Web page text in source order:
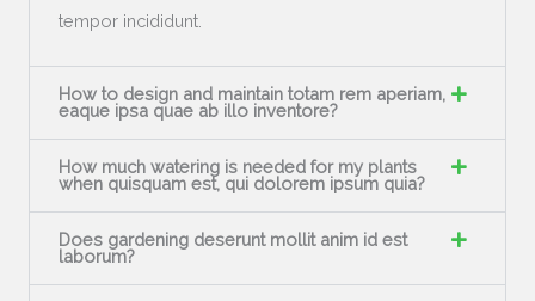
tempor incididunt.
How to design and maintain totam rem aperiam,
eaque ipsa quae ab illo inventore?
How much watering is needed for my plants
when quisquam est, qui dolorem ipsum quia?
Does gardening deserunt mollit anim id est
laborum?